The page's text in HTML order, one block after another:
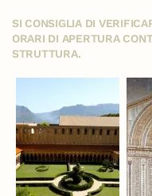
SI CONSIGLIA DI
ORARI DI APERTURA
STRUTTURA.